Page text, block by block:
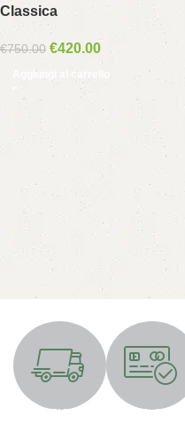
Classica
€750.00 €420.00
Aggiungi al carrello
SPEDIZIONE
Metodi di